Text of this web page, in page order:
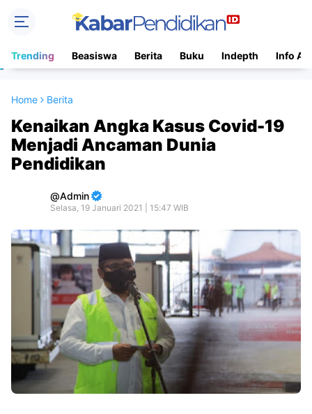
Trending Beasiswa Berita Buku Indepth Info
Home Berita
Kenaikan Angka Kasus Covid-19
Menjadi Ancaman Dunia
Pendidikan
Admin
Selasa, 19 Januari 2021 | 15:47 WIB